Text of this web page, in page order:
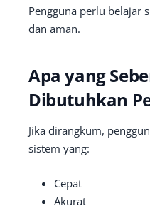
Pengguna perlu belajar
dan aman.
Apa yang
Dibutuhkan
Jika dirangkum,
sistem yang:
Cepat
Akurat